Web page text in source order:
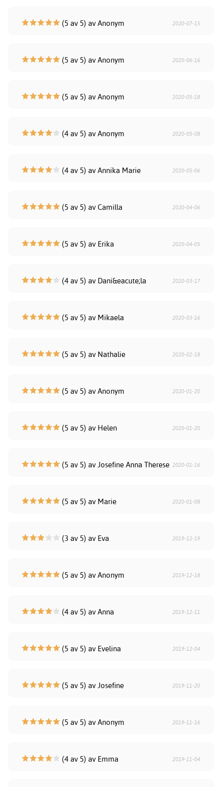
(5 av 5) av Anonym 2020-07-15
(5 av 5) av Anonym 2020-06-16
(5 av 5) av Anonym 2020-05-18
(4 av 5) av Anonym 2020-05-08
(4 av 5) av Annika Marie 2020-05-06
(5 av 5) av Camilla 2020-04-06
(5 av 5) av Erika 2020-04-05
(4 av 5) av Dani&eacute;la 2020-03-17
(5 av 5) av Mikaela 2020-03-16
(5 av 5) av Nathalie 2020-02-18
(5 av 5) av Anonym 2020-01-20
(5 av 5) av Helen 2020-01-20
(5 av 5) av Josefine Anna Therese 2020-01-16
(5 av 5) av Marie 2020-01-08
(3 av 5) av Eva 2019-12-19
(5 av 5) av Anonym 2019-12-18
(4 av 5) av Anna 2019-12-11
(5 av 5) av Evelina 2019-12-04
(5 av 5) av Josefine 2019-11-20
(5 av 5) av Anonym 2019-11-16
(4 av 5) av Emma 2019-11-04